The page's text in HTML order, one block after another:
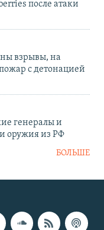
после атаки
взрывы, на
с детонацией
генералы и
оружия из РФ
БОЛЬШЕ